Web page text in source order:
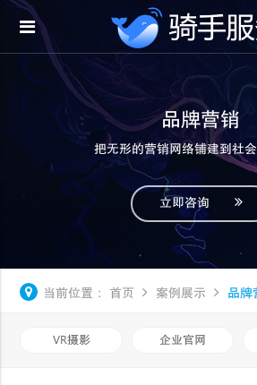
品牌营销
把无形的营销网络铺建到社
立即咨询
当前位置： 首页 案例展示 品牌
VR摄影 企业官网